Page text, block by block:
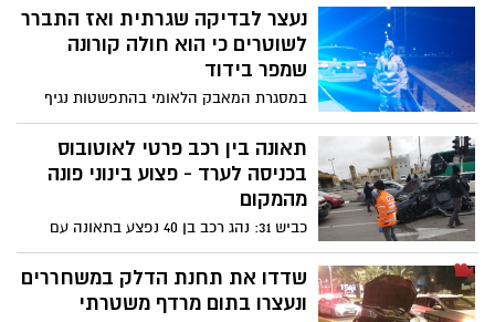
הקורונה, שוטרי אגף התנועה איתרו נהג חולה
קורונה מאומת תוך בעודו מפר את הוראות
הבידוד
תאונה בין רכב פרטי לאוטובוס
בכניסה לערד - פצוע בינוני פונה
מהמקום
אוטובוס - צוות איחוד, הצלה העניק טיפול
רפואי ראשוני, הוא פונה מהמקום כשמצבו
מוגדר בינוני
שדדו את תחנת הדלק במשחררים
ונעצרו בתום מרדף משטרתי
משטרת ישראל עצרה הלילה סמוך לשעת
האם התאחדות ראשי הרשויות